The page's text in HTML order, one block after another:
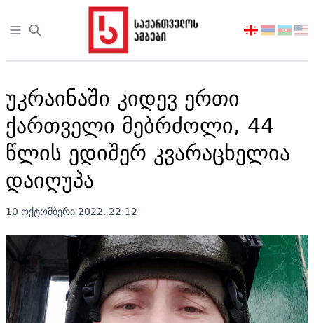
Open sidebar
აირჩიეთ
უკრაინაში კიდევ ერთი
ქართველი მებრძოლი, 44
წლის ედიშერ კვარაცხელია
დაიღუპა
10 ოქტომბერი 2022. 22:12